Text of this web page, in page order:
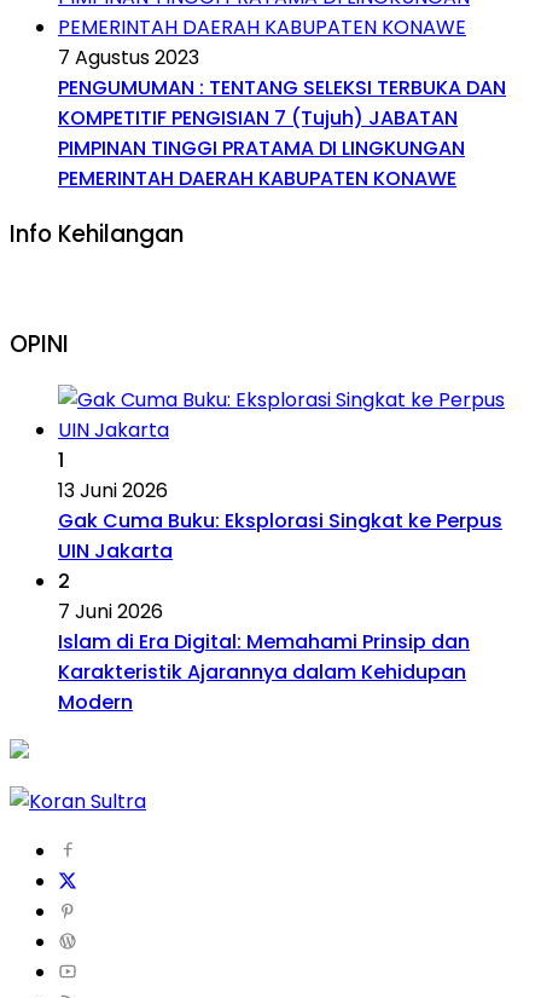
7 Agustus 2023
PENGUMUMAN : TENTANG SELEKSI TERBUKA DAN
KOMPETITIF PENGISIAN 7 (Tujuh) JABATAN
PIMPINAN TINGGI PRATAMA DI LINGKUNGAN
PEMERINTAH DAERAH KABUPATEN KONAWE
Info Kehilangan
OPINI
1
13 Juni 2026
Gak Cuma Buku: Eksplorasi Singkat ke Perpus
UIN Jakarta
2
7 Juni 2026
Islam di Era Digital: Memahami Prinsip dan
Karakteristik Ajarannya dalam Kehidupan
Modern